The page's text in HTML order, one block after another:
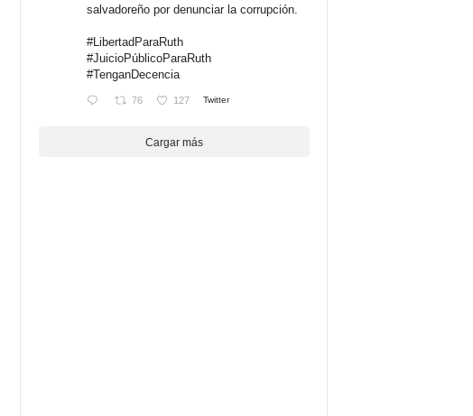
salvadoreño por denunciar la corrupción.
#LibertadParaRuth
#JuicioPúblicoParaRuth
#TenganDecencia
76 127 Twitter
Cargar más